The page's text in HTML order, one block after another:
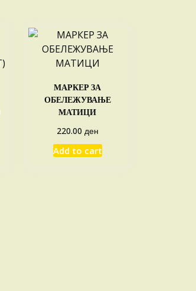
МАРКЕР ЗА
ОБЕЛЕЖУВАЊЕ
МАТИЦИ
220.00 ден
Add to cart